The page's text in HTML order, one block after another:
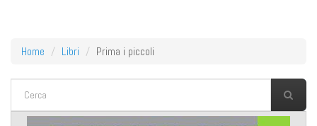
Home Libri Prima i piccoli
FORM DI RICERCA